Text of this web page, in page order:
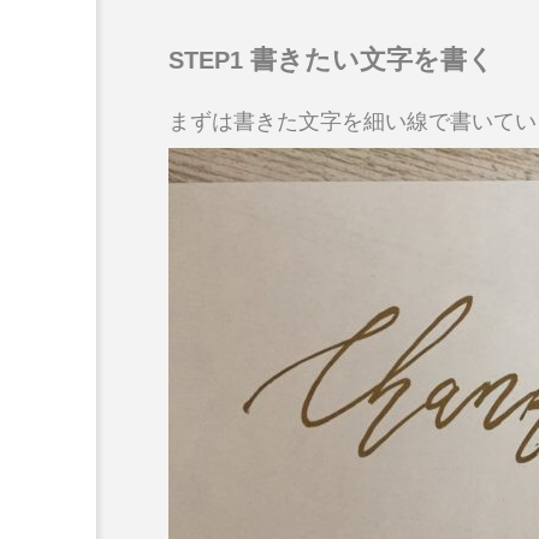
STEP1 書きたい文字を書く
まずは書きた文字を細い線で書いて